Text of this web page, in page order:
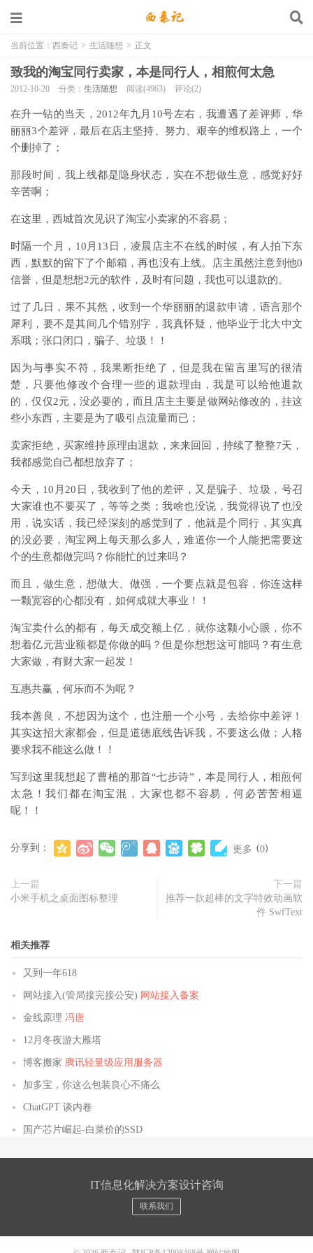
当前位置： 西秦记 > 生活随想 > 正文
致我的淘宝同行卖家，本是同行人，相煎何太急
2012-10-20 分类： 生活随想 阅读(4963) 评论(2)
在升一钻的当天，2012年九月10号左右，我遭遇了差评师，华
丽丽3个差评，最后在店主坚持、努力、艰辛的维权路上，一个
个删掉了；
那段时间，我上线都是隐身状态，实在不想做生意，感觉好好
辛苦啊；
在这里，西城首次见识了淘宝小卖家的不容易；
时隔一个月，10月13日，凌晨店主不在线的时候，有人拍下东
西，默默的留下了个邮箱，再也没有上线。店主虽然注意到他0
信誉，但是想想2元的软件，及时有问题，我也可以退款的。
过了几日，果不其然，收到一个华丽丽的退款申请，语言那个
犀利，要不是其间几个错别字，我真怀疑，他毕业于北大中文
系哦；张口闭口，骗子、垃圾！！
因为与事实不符，我果断拒绝了，但是我在留言里写的很清
楚，只要他修改个合理一些的退款理由，我是可以给他退款
的，仅仅2元，没必要的，而且店主主要是做网站修改的，挂这
些小东西，主要是为了吸引点流量而已；
卖家拒绝，买家维持原理由退款，来来回回，持续了整整7天，
我都感觉自己都想放弃了；
今天，10月20日，我收到了他的差评，又是骗子、垃圾，号召
大家谁也不要买了，等等之类；我啥也没说，我觉得说了也没
用，说实话，我已经深刻的感觉到了，他就是个同行，其实真
的没必要，淘宝网上每天那么多人，难道你一个人能把需要这
个的生意都做完吗？你能忙的过来吗？
而且，做生意，想做大、做强，一个要点就是包容，你连这样
一颗宽容的心都没有，如何成就大事业！！
淘宝卖什么的都有，每天成交额上亿，就你这颗小心眼，你不
想着亿元营业额都是你做的吗？但是你想想这可能吗？有生意
大家做，有财大家一起发！
互惠共赢，何乐而不为呢？
我本善良，不想因为这个，也注册一个小号，去给你中差评！
其实这招大家都会，但是道德底线告诉我，不要这么做；人格
要求我不能这么做！！
写到这里我想起了曹植的那首“七步诗”，本是同行人，相煎何
太急！我们都在淘宝混，大家也都不容易，何必苦苦相逼
呢！！
分享到： 更多 (0)
上一篇
小米手机之桌面图标整理
下一篇
推荐一款超棒的文字特效动画软
件 SwfText
相关推荐
又到一年618
网站接入(管局接完接公安) 网站接入备案
金线原理 冯唐
12月冬夜游大雁塔
博客搬家 腾讯轻量级应用服务器
加多宝，你这么包装良心不痛么
ChatGPT 谈内卷
国产芯片崛起-白菜价的SSD
IT信息化解决方案设计咨询
联系我们